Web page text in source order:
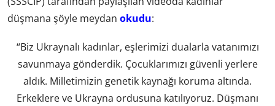
düşmana şöyle meydan okudu:
“Biz Ukraynalı kadınlar, eşlerimizi dualarla vatanımızı
savunmaya gönderdik. Çocuklarımızı güvenli yerlere
aldık. Milletimizin genetik kaynağı koruma altında.
Erkeklere ve Ukrayna ordusuna katılıyoruz. Düşmanı